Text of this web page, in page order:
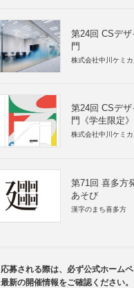
第24回 CSデ
門
株式会社中川ケミ
第24回 CSデ
門《学生限定》
株式会社中川ケミ
第71回 喜多方
あそび
漢字のまち喜多方
応募される際は、必ず公式ホーム
最新の開催情報をご確認ください。